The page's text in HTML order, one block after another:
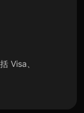
Visa、